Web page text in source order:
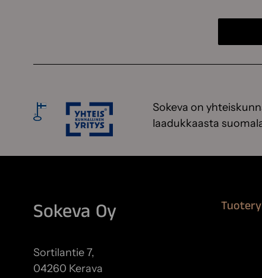
Sokeva on
laadukkaasta
Sokeva Oy
Sortilantie 7,
04260 Kerava